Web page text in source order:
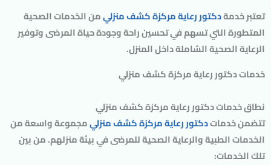
تعتبر خدمةدكتور رعاية مركزة كشف منزليمن الخدمات الصحية
المتطورة التي تسهم في تحسين راحة وجودة حياة المرضى وتوفير
الرعاية الصحية الشاملة داخل المنزل.
خدمات دكتور رعاية مركزة كشف منزلي
نطاق خدمات دكتور رعاية مركزة كشف منزلي
تتضمن خدماتدكتور رعاية مركزة كشف منزليمجموعة واسعة من
الخدمات الطبية والرعاية الصحية للمرضى في بيئة منزلهم. من بين
تلك الخدمات: